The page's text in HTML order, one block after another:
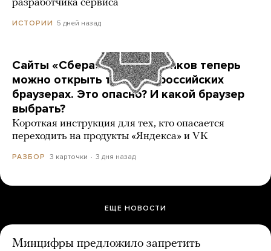
разработчика сервиса
ИСТОРИИ 5 дней назад
Сайты «Сбера» и других банков теперь
можно открыть только в российских
браузерах. Это опасно? И какой браузер
выбрать?
Короткая инструкция для тех, кто опасается
переходить на продукты «Яндекса» и VK
РАЗБОР 3 карточки 3 дня назад
ЕЩЕ НОВОСТИ
Минцифры предложило запретить